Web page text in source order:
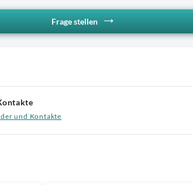
Frage stellen
und Kontakte